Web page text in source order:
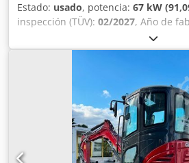
Estado: usado, potencia: 67 kW
inspección (TÜV): 02/2027, Año de
,
acondicionado, cabina, tracción a
Tractor alemán, en uso hasta hace
propietario: siempre en manos de la
estatal de parques, de 2005 a 2017 y
Tracción total. Motor turbodiésel de
y 91 CV. Djdoy Ean Sjpfx Akbewa
de 24 velocidades: 4 marchas en 3
escalonamientos bajo carga y